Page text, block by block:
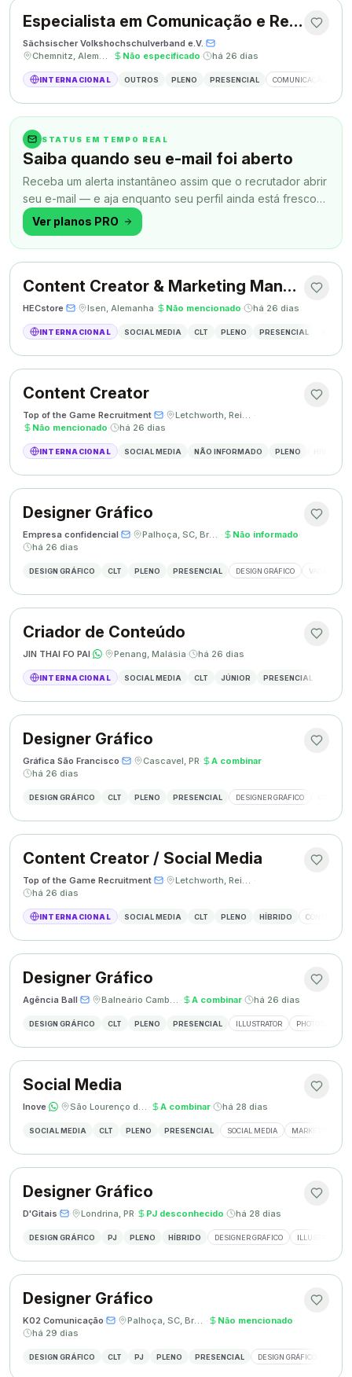
Especialista em Comunicação e Relações Públicas
Sächsischer Volkshochschulverband e.V.·
·
Chemnitz, Alemanha · Não especificado· há 26 dias
INTERNACIONAL OUTROS PLENO PRESENCIAL COMUNICAÇÃO
STATUS EM TEMPO REAL
Saiba quando seu e-mail foi aberto
Receba um alerta instantâneo assim que o recrutador abrir
seu e-mail — e aja enquanto seu perfil ainda está fresco
na memória.
Ver planos PRO
Content Creator & Marketing Manager
HECstore· · Isen, Alemanha· Não mencionado· há 26 dias
INTERNACIONAL SOCIAL MEDIA CLT PLENO PRESENCIAL
Content Creator
Top of the Game Recruitment· · Letchworth, Reino Unido ·
Não mencionado· há 26 dias
INTERNACIONAL SOCIAL MEDIA NÃO INFORMADO PLENO
Designer Gráfico
Empresa confidencial· · Palhoça, SC, Brasil · Não informado·
há 26 dias
DESIGN GRÁFICO CLT PLENO PRESENCIAL DESIGN GRÁFICO VAGA
Criador de Conteúdo
JIN THAI FO PAI· · Penang, Malásia· há 26 dias
INTERNACIONAL SOCIAL MEDIA CLT JÚNIOR PRESENCIAL
Designer Gráfico
Gráfica São Francisco· · Cascavel, PR· A combinar·
há 26 dias
DESIGN GRÁFICO CLT PLENO PRESENCIAL DESIGNER GRÁFICO
Content Creator / Social Media
Top of the Game Recruitment· · Letchworth, Reino Unido ·
há 26 dias
INTERNACIONAL SOCIAL MEDIA CLT PLENO HÍBRIDO CONTENT
Designer Gráfico
Agência Ball· · Balneário Camboriú, SC · A combinar· há 26 dias
DESIGN GRÁFICO CLT PLENO PRESENCIAL ILLUSTRATOR PHOTOSHOP
Social Media
Inove· · São Lourenço do Oeste, SC · A combinar· há 28 dias
SOCIAL MEDIA CLT PLENO PRESENCIAL SOCIAL MEDIA MARKETING
Designer Gráfico
D'Gitais· · Londrina, PR· PJ desconhecido· há 28 dias
DESIGN GRÁFICO PJ PLENO HÍBRIDO DESIGNER GRÁFICO ILLUSTRATOR
Designer Gráfico
K02 Comunicação· · Palhoça, SC, Brasil · Não mencionado·
há 29 dias
DESIGN GRÁFICO CLT PJ PLENO PRESENCIAL DESIGN GRÁFICO